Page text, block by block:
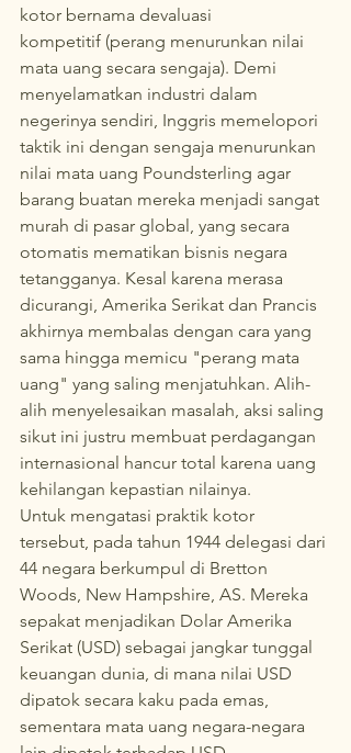
kotor bernama devaluasi
kompetitif (perang menurunkan nilai
mata uang secara sengaja). Demi
menyelamatkan industri dalam
negerinya sendiri, Inggris memelopori
taktik ini dengan sengaja menurunkan
nilai mata uang Poundsterling agar
barang buatan mereka menjadi sangat
murah di pasar global, yang secara
otomatis mematikan bisnis negara
tetangganya. Kesal karena merasa
dicurangi, Amerika Serikat dan Prancis
akhirnya membalas dengan cara yang
sama hingga memicu "perang mata
uang" yang saling menjatuhkan. Alih-
alih menyelesaikan masalah, aksi saling
sikut ini justru membuat perdagangan
internasional hancur total karena uang
kehilangan kepastian nilainya.
Untuk mengatasi praktik kotor
tersebut, pada tahun 1944 delegasi dari
44 negara berkumpul di Bretton
Woods, New Hampshire, AS. Mereka
sepakat menjadikan Dolar Amerika
Serikat (USD) sebagai jangkar tunggal
keuangan dunia, di mana nilai USD
dipatok secara kaku pada emas,
sementara mata uang negara-negara